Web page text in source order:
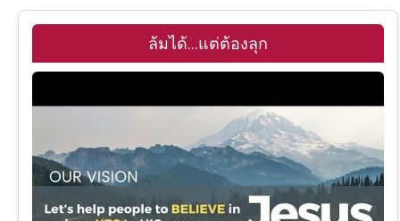
เนหะมีย์
โยบ
ล้มได้...แต่ต้องลุก